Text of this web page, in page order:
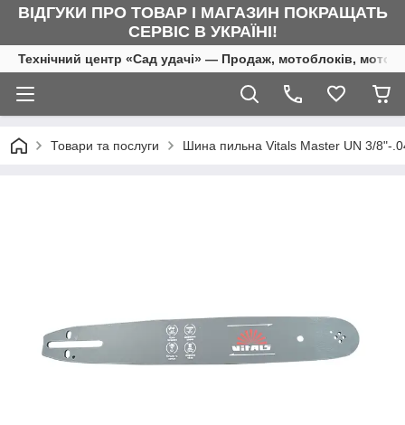
ВІДГУКИ ПРО ТОВАР І МАГАЗИН ПОКРАЩАТЬ
СЕРВІС В УКРАЇНІ!
Технічний центр «Сад удачі» — Продаж, мотоблоків,
Товари та послуги Шина пильна Vitals Master UN 3/8"-